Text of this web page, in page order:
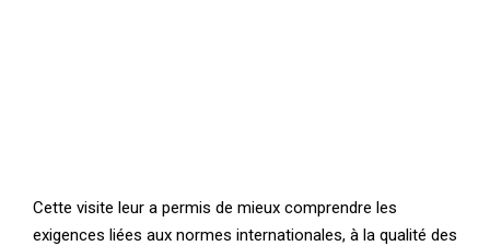
Cette visite leur a permis de mieux comprendre les
exigences liées aux normes internationales, à la qualité des